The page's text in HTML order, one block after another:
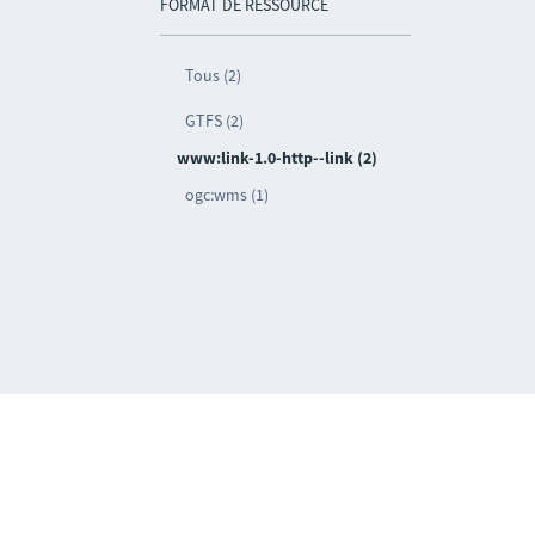
FORMAT DE RESSOURCE
Tous (2)
GTFS (2)
www:link-1.0-http--link (2)
ogc:wms (1)